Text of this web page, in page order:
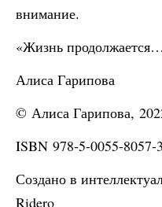
внимание.
«Жизнь
Алиса Гарипова
© Алиса Гарипова,
ISBN 978-5-0055-8057-3
Создано в
Ridero